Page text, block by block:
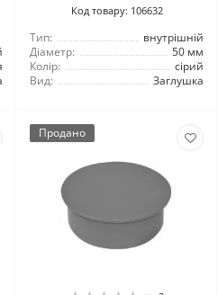
Код товару: 106632
Тип:
внутрішній
Діаметр:
50 мм
Колір:
сірий
Вид:
Заглушка
Продано